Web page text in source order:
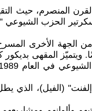
المنصرم، حيث
ويتميّز المقهى
(الفيل)، الذي